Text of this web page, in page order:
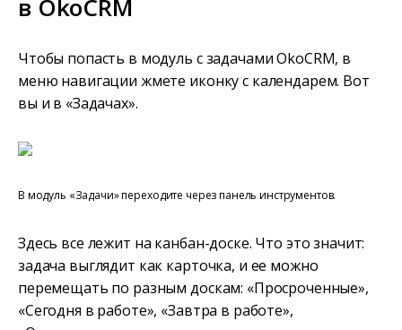
в OkoCRM
Чтобы попасть в модуль с задачами OkoCRM, в
меню навигации жмете иконку с календарем. Вот
вы и в «Задачах».
В модуль «Задачи» переходите через панель инструментов.
Здесь все лежит на канбан-доске. Что это значит:
задача выглядит как карточка, и ее можно
перемещать по разным доскам: «Просроченные»,
«Сегодня в работе», «Завтра в работе»,